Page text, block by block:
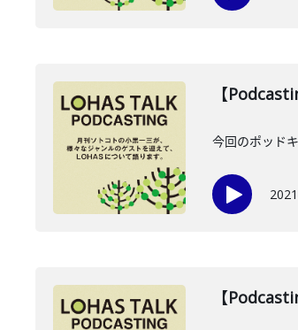
【
今回のポッド
【